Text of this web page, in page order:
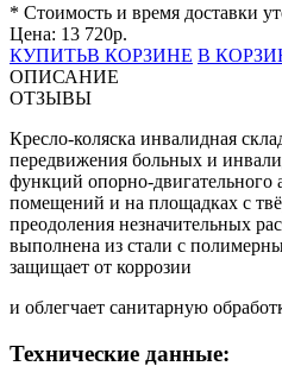
* Стоимость и время доставки
Цена: 13 720р.
КУПИТЬВ КОРЗИНЕ В
ОПИСАНИЕ
ОТЗЫВЫ
Кресло-коляска инвалидная
передвижения больных и
функций опорно-двигательного
помещений и на площадках с
преодоления незначительных
выполнена из стали с
защищает от коррозии
и облегчает санитарную
Технические данные: